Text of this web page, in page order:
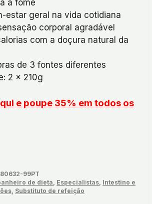
é:
€47,98.
a fome
estar geral na vida cotidiana
corporal agradável
com a doçura natural da
de 3 fontes diferentes
2 x 210g
e poupe 35% em todos os
80632-99PT
de dieta, Especialistas, Intestino e
, Substituto de refeição